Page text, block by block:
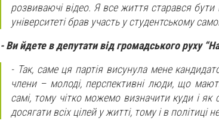
розвиваючі відео. Я все життя старався
університеті брав участь у студентському
- Ви йдете в депутати від громадського руху
- Так, саме ця партія висунула мене
члени – молоді, перспективні люди, що
самі, тому чітко можемо визначити куди і
досягати всіх цілей у житті, тому і в політиці